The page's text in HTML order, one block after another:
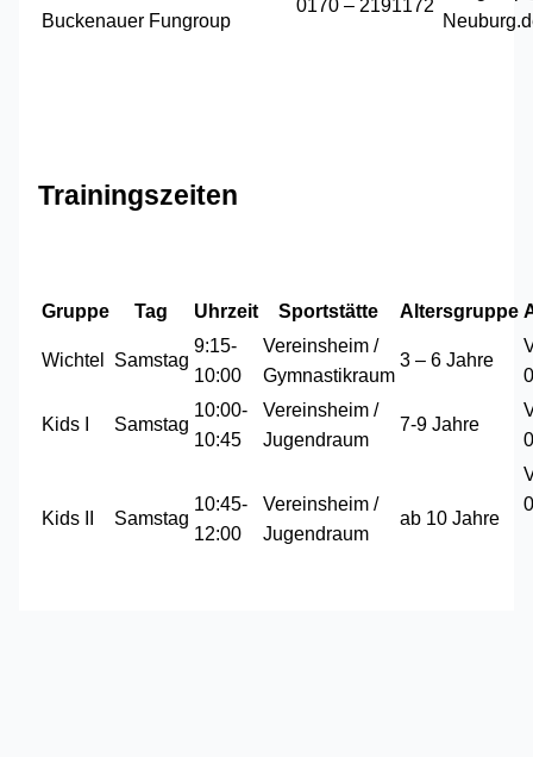
Buckenauer Fungroup
0170 – 2191172
Trainingszeiten
Gruppe Tag Uhrzeit Sportstätte Altersgruppe
Wichtel Samstag
9:15-
10:00
Vereinsheim /
Gymnastikraum
3 – 6 Jahre
Kids I Samstag
10:00-
10:45
Vereinsheim /
Jugendraum
7-9 Jahre
Kids II Samstag
10:45-
12:00
Vereinsheim /
Jugendraum
ab 10 Jahre